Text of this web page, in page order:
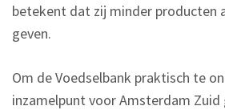
betekent dat zij minder producten
geven.
Om de Voedselbank praktisch te
inzamelpunt voor Amsterdam Zuid